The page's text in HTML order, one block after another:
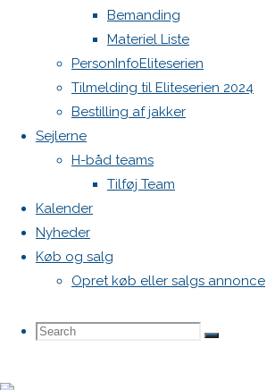
Bemanding
Materiel Liste
PersonInfoEliteserien
Tilmelding til Eliteserien 2024
Bestilling af jakker
Sejlerne
H-båd teams
Tilføj Team
Kalender
Nyheder
Køb og salg
Opret køb eller salgs annonce
Search
Search
Search
Din e-
mailadresse
vil ikke
blive
publiceret.
Krævede
felter er
markeret
med
Comment